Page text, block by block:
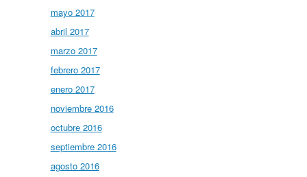
mayo 2017
abril 2017
marzo 2017
febrero 2017
enero 2017
noviembre 2016
octubre 2016
septiembre 2016
agosto 2016